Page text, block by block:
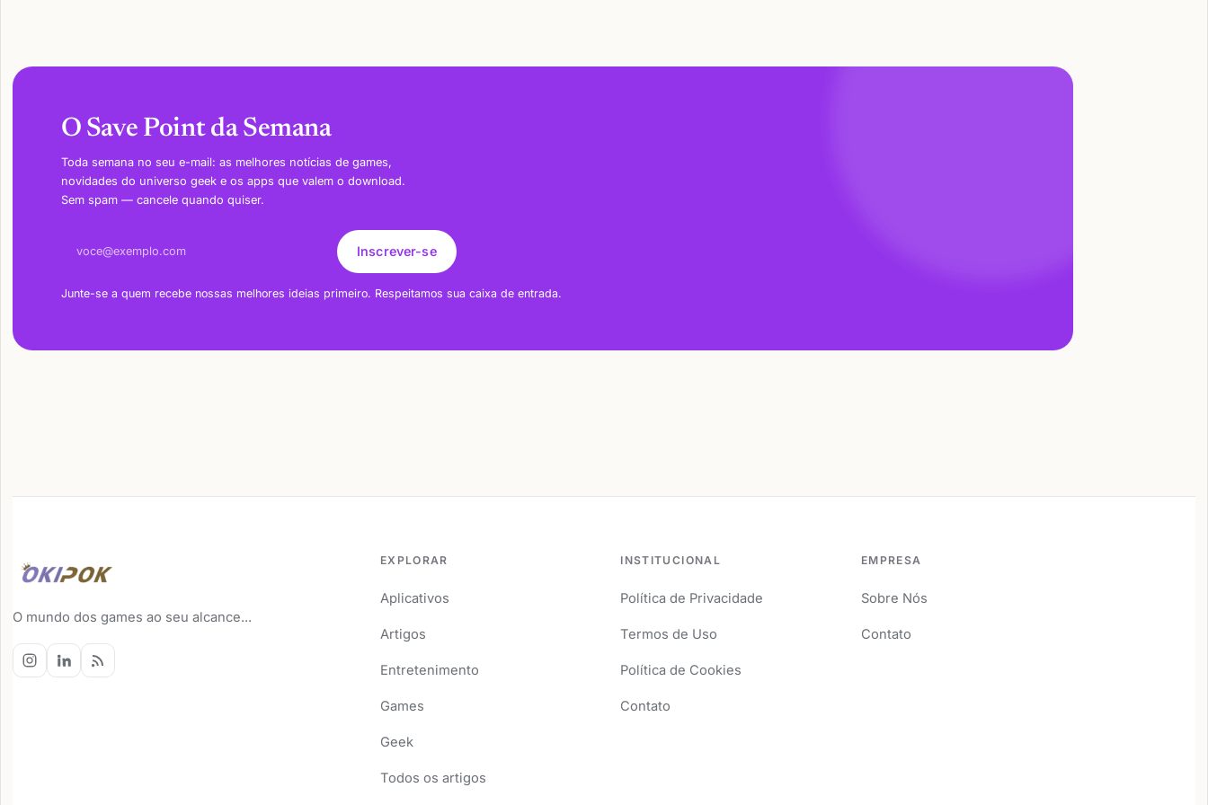
O Save Point da Semana
Toda semana no seu e-mail: as melhores notícias de games,
novidades do universo geek e os apps que valem o download.
Sem spam — cancele quando quiser.
Inscrever-se
Junte-se a quem recebe nossas melhores ideias primeiro. Respeitamos sua caixa de entrada.
O mundo dos games ao seu alcance...
EXPLORAR
Aplicativos
Artigos
Entretenimento
Games
Geek
Todos os artigos
INSTITUCIONAL
Política de Privacidade
Termos de Uso
Política de Cookies
Contato
EMPRESA
Sobre Nós
Contato